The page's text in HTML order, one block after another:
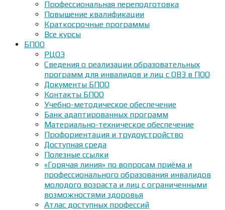
Профессиональная переподготовка
Повышение квалификации
Краткосрочные программы
Все курсы
БПОО
РЦОЭ
Сведения о реализации образовательных
программ для инвалидов и лиц с ОВЗ в ПОО
Документы БПОО
Контакты БПОО
Учебно-методическое обеспечение
Банк адаптированных программ
Материально-техническое обеспечение
Профориентация и трудоустройство
Доступная среда
Полезные ссылки
«Горячая линия» по вопросам приёма и
профессионального образования инвалидов
молодого возраста и лиц с ограниченными
возможностями здоровья
Атлас доступных профессий